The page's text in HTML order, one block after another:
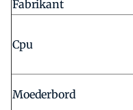
Fabrikant
Cpu
Moederbord